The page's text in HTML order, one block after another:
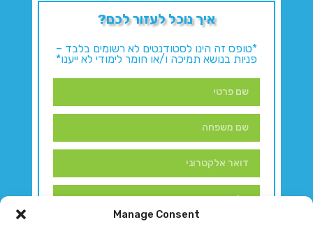
Manage Consent
איך נוכל לעזור לכם?
*טופס זה הינו לסטודנטים לא רשומים בלבד –
פניות בנושא תמיכה ו/או חומר לימודי לא ייענו*